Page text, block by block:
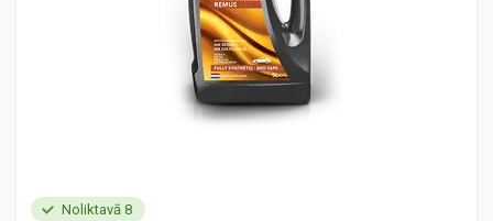
Noliktavā 8